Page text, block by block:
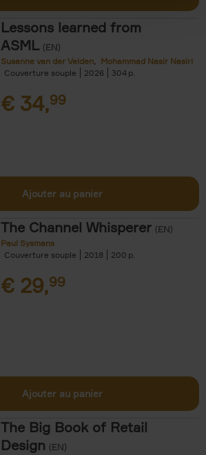
Lessons learned from
ASML (EN)
Susanne van der Velden
Mohammad Nasir Nasiri
Couverture souple
2026 304
€ 34,99
Ajouter au panier
The Channel Whisperer (EN)
Paul Sysmans
Couverture souple
2018 200
€ 29,99
Ajouter au panier
The Big Book of Retail
Design (EN)